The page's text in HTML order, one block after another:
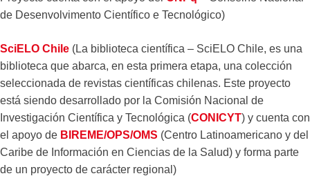
de Desenvolvimento Científico e Tecnológico)
SciELO Chile (La biblioteca científica – SciELO Chile, es una
biblioteca que abarca, en esta primera etapa, una colección
seleccionada de revistas científicas chilenas. Este proyecto
está siendo desarrollado por la Comisión Nacional de
Investigación Científica y Tecnológica (CONICYT) y cuenta con
el apoyo de BIREME/OPS/OMS (Centro Latinoamericano y del
Caribe de Información en Ciencias de la Salud) y forma parte
de un proyecto de carácter regional)